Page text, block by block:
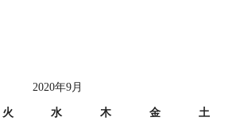
2020年9月
火 水 木 金 土